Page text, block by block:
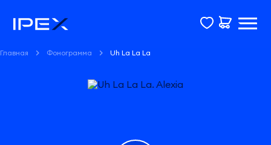
Главная Фонограмма Uh La La La